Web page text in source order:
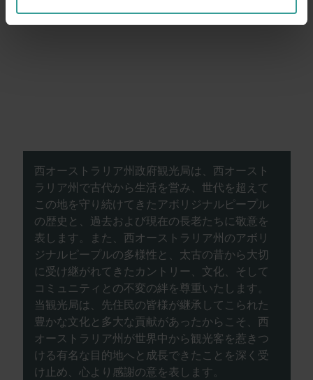
西オーストラリア州政府観光局は、西オースト
ラリア州で古代から生活を営み、世代を超えて
この地を守り続けてきたアボリジナルピープル
の歴史と、過去および現在の長老たちに敬意を
表します。また、西オーストラリア州のアボリ
ジナルピープルの多様性と、太古の昔から大切
に受け継がれてきたカントリー、文化、そして
コミュニティとの不変の絆を尊重いたします。
当観光局は、先住民の皆様が継承してこられた
豊かな文化と多大な貢献があったからこそ、西
オーストラリア州が世界中から観光客を惹きつ
ける有名な目的地へと成長できたことを深く受
け止め、心より感謝の意を表します。